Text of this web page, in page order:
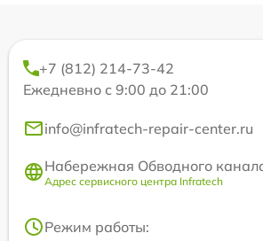
+7 (812) 214-73-42
Ежедневно с 9:00 до 21:00
info@infratech-repair-center.ru
Набережная Обводного
Адрес сервисного центра Infratech
Режим работы: